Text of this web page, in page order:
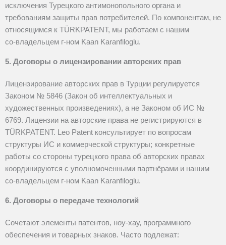
исключения Турецкого антимонопольного органа и
требованиям защиты прав потребителей. По компонентам, не
относящимся к TÜRKPATENT, мы работаем с нашим
со‑владельцем г‑ном Kaan Karanfiloglu.
5. Договоры о лицензировании авторских прав
Лицензирование авторских прав в Турции регулируется
Законом № 5846 (Закон об интеллектуальных и
художественных произведениях), а не Законом об ИС №
6769. Лицензии на авторские права не регистрируются в
TÜRKPATENT. Leo Patent консультирует по вопросам
структуры ИС и коммерческой структуры; конкретные
работы со стороны турецкого права об авторских правах
координируются с уполномоченными партнёрами и нашим
со‑владельцем г‑ном Kaan Karanfiloglu.
6. Договоры о передаче технологий
Сочетают элементы патентов, ноу-хау, программного
обеспечения и товарных знаков. Часто подлежат: